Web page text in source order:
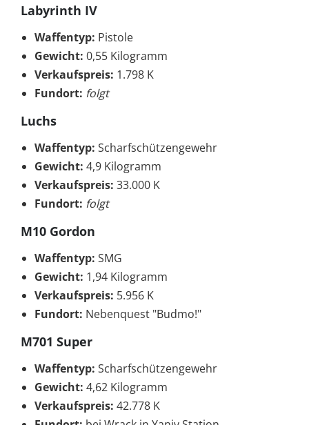
Labyrinth IV
Waffentyp: Pistole
Gewicht: 0,55 Kilogramm
Verkaufspreis: 1.798 K
Fundort: folgt
Luchs
Waffentyp: Scharfschützengewehr
Gewicht: 4,9 Kilogramm
Verkaufspreis: 33.000 K
Fundort: folgt
M10 Gordon
Waffentyp: SMG
Gewicht: 1,94 Kilogramm
Verkaufspreis: 5.956 K
Fundort: Nebenquest "Budmo!"
M701 Super
Waffentyp: Scharfschützengewehr
Gewicht: 4,62 Kilogramm
Verkaufspreis: 42.778 K